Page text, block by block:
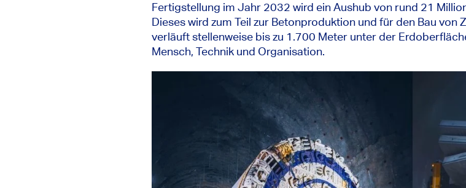
Fertigstellung im Jahr 2032 wird ein Aushub von rund 21
Dieses wird zum Teil zur Betonproduktion und für den Bau von
verläuft stellenweise bis zu 1.700 Meter unter der
Mensch, Technik und Organisation.